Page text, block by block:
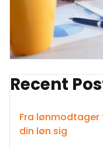
Recent
Fra
din løn sig